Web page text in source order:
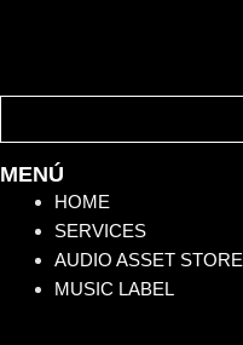
MENÚ
HOME
SERVICES
AUDIO ASSET STORE
MUSIC LABEL